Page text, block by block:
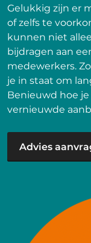
Gelukkig zijn er
of zelfs te
kunnen niet
bijdragen aan
medewerkers.
je in staat om
Benieuwd hoe
vernieuwde
Advies